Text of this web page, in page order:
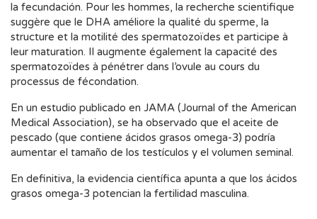
la fecundación. Pour les hommes, la recherche scientifique
suggère que le DHA améliore la qualité du sperme, la
structure et la motilité des spermatozoïdes et participe à
leur maturation. Il augmente également la capacité des
spermatozoïdes à pénétrer dans l’ovule au cours du
processus de fécondation.
En un estudio publicado en JAMA (Journal of the American
Medical Association), se ha observado que el aceite de
pescado (que contiene ácidos grasos omega-3) podría
aumentar el tamaño de los testículos y el volumen seminal.
En definitiva, la evidencia científica apunta a que los ácidos
grasos omega-3 potencian la fertilidad masculina.